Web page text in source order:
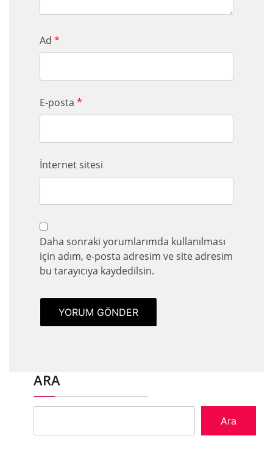
Ad *
E-posta *
İnternet sitesi
Daha sonraki yorumlarımda kullanılması
için adım, e-posta adresim ve site adresim
bu tarayıcıya kaydedilsin.
ARA
Ara